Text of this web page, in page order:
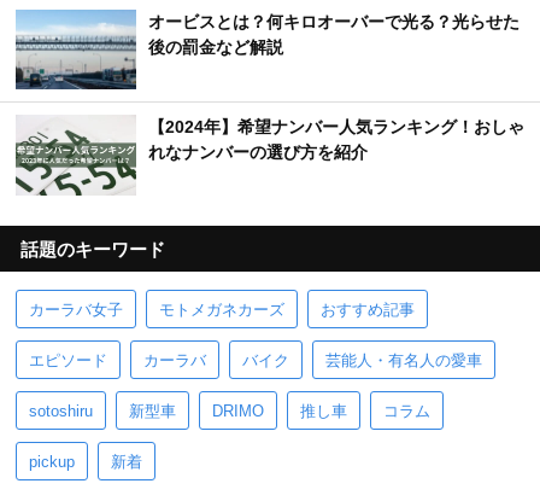
オービスとは？何キロオーバーで光る？光らせた
後の罰金など解説
【2024年】希望ナンバー人気ランキング！おしゃ
れなナンバーの選び方を紹介
話題のキーワード
カーラバ女子 モトメガネカーズ おすすめ記事
エピソード カーラバ バイク 芸能人・有名人の愛車
sotoshiru 新型車 DRIMO 推し車 コラム
pickup 新着